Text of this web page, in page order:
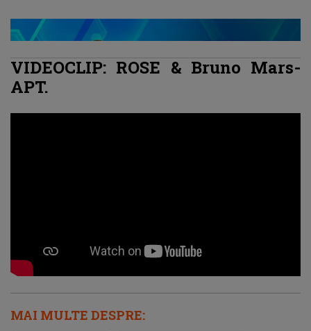
VIDEOCLIP: ROSE & Bruno Mars-
APT.
MAI MULTE DESPRE: